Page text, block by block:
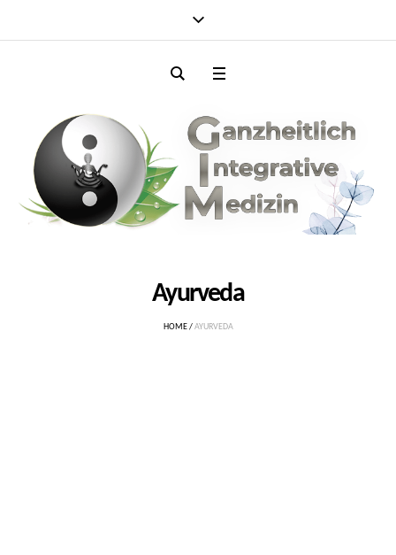
Ayurveda
HOME /AYURVEDA